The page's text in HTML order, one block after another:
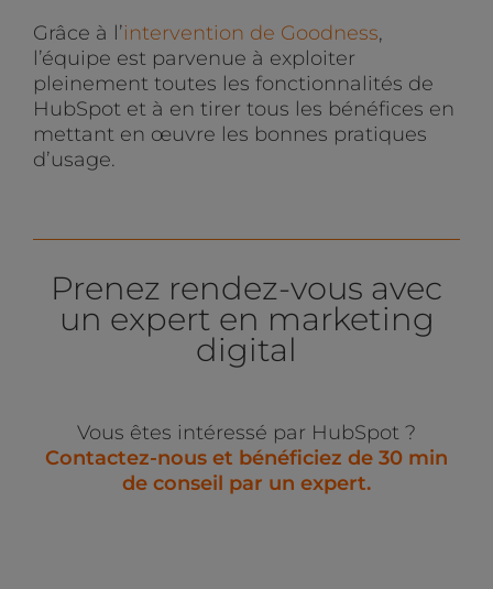
Grâce à l’intervention de Goodness,
l’équipe est parvenue à exploiter
pleinement toutes les fonctionnalités de
HubSpot et à en tirer tous les bénéfices en
mettant en œuvre les bonnes pratiques
d’usage.
Prenez rendez-vous avec
un expert en marketing
digital
Vous êtes intéressé par HubSpot ?
Contactez-nous et bénéficiez de 30 min
de conseil par un expert.